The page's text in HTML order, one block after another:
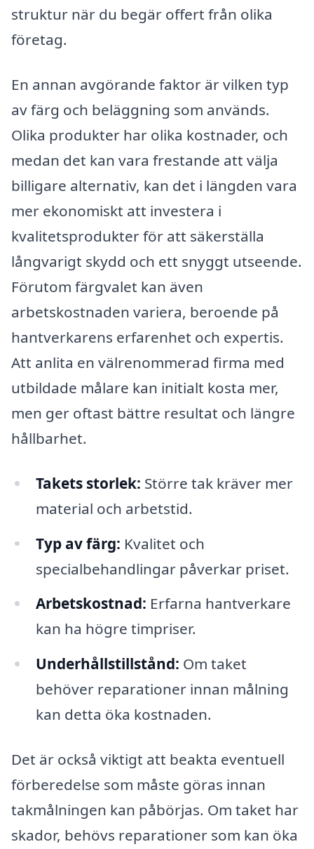
struktur när du begär offert från olika
företag.
En annan avgörande faktor är vilken typ
av färg och beläggning som används.
Olika produkter har olika kostnader, och
medan det kan vara frestande att välja
billigare alternativ, kan det i längden vara
mer ekonomiskt att investera i
kvalitetsprodukter för att säkerställa
långvarigt skydd och ett snyggt utseende.
Förutom färgvalet kan även
arbetskostnaden variera, beroende på
hantverkarens erfarenhet och expertis.
Att anlita en välrenommerad firma med
utbildade målare kan initialt kosta mer,
men ger oftast bättre resultat och längre
hållbarhet.
Takets storlek: Större tak kräver mer
material och arbetstid.
Typ av färg: Kvalitet och
specialbehandlingar påverkar priset.
Arbetskostnad: Erfarna hantverkare
kan ha högre timpriser.
Underhållstillstånd: Om taket
behöver reparationer innan målning
kan detta öka kostnaden.
Det är också viktigt att beakta eventuell
förberedelse som måste göras innan
takmålningen kan påbörjas. Om taket har
skador, behövs reparationer som kan öka